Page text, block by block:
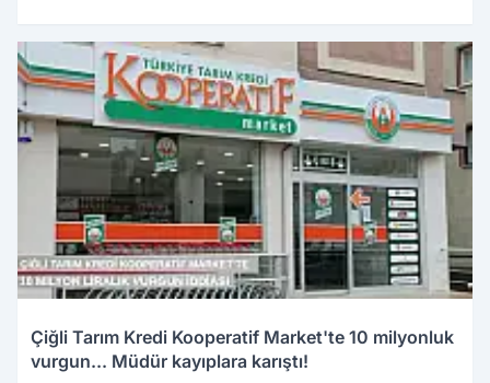
Çiğli Tarım Kredi Kooperatif Market'te 10 milyonluk
vurgun... Müdür kayıplara karıştı!